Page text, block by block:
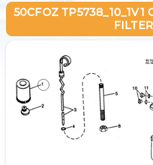
50CFOZ TP5738_10_1V1
50CFOZ TP5738_10_1V1
FILTER